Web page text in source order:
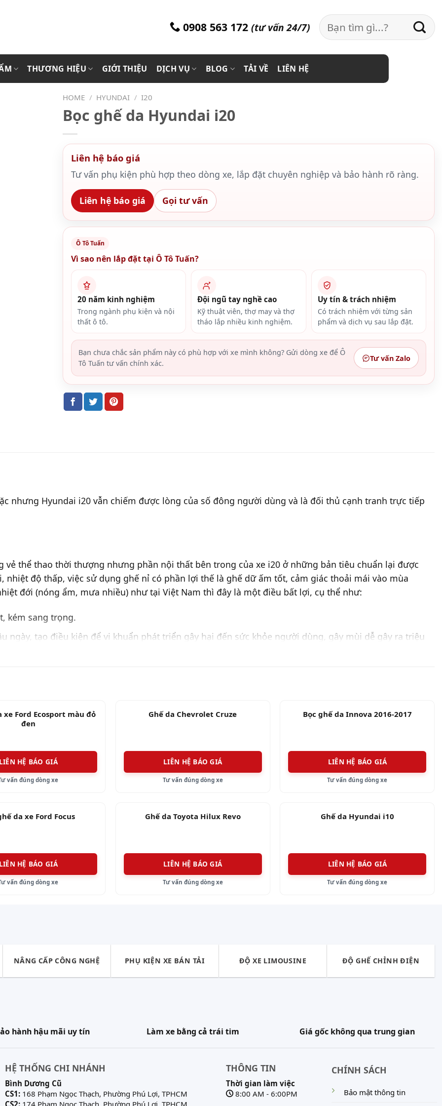
0908 563 172 (tư vấn 24/7)
Search
for:
THƯƠNG HIỆU GIỚI THIỆU DỊCH VỤ BLOG TẢI VỀ LIÊN HỆ
HOME / HYUNDAI / I20
Bọc ghế da Hyundai i20
Liên hệ báo giá
Tư vấn phụ kiện phù hợp theo dòng xe, lắp đặt chuyên nghiệp và bảo hành rõ ràng.
Liên hệ báo giá Gọi tư vấn
Ô Tô Tuấn
Vì sao nên lắp đặt tại Ô Tô Tuấn?
20 năm kinh nghiệm
Trong ngành phụ kiện và nội
thất ô tô.
Đội ngũ tay nghề cao
Kỹ thuật viên, thợ may và thợ
tháo lắp nhiều kinh nghiệm.
Uy tín & trách nhiệm
Có trách nhiệm với từng sản
phẩm và dịch vụ sau lắp đặt.
Bạn chưa chắc sản phẩm này có phù hợp với xe mình không? Gửi dòng xe để Ô
Tô Tuấn tư vấn chính xác.
Tư vấn Zalo
nhưng Hyundai i20 vẫn chiếm được lòng của số đông người dùng và là đối thủ cạnh tranh trực tiếp
vẻ thể thao thời thượng nhưng phần nội thất bên trong của xe i20 ở những bản tiêu chuẩn lại được
độ thấp, việc sử dụng ghế nỉ có phần lợi thế là ghế dữ ấm tốt, cảm giác thoải mái vào mùa
đới (nóng ẩm, mưa nhiều) như tại Việt Nam thì đây là một điều bất lợi, cụ thể như:
kém sang trọng.
ngày, tạo điều kiện để vi khuẩn phát triển gây hại đến sức khỏe người dùng, gây mùi dễ gây ra triệu
huống trên, quý khách cần nên bọc lại ghế da hay
để cải thiện nội thất bên
thương hiệu nổi tiếng tại Việt Nam như Volkswagen, Ford, Toyota và Suzuki tự tin sẽ mang đến những
khách.
bảo rằng quý khách sẽ hài lòng về sản phẩm cũng như chế độ hậu mãi.
từ 2.500.000 triệu đồng đến 9.500.000 triệu đồng tùy theo kiểu dáng và chất liệu bọc ghế mà quý
4A, Xã Bình Hưng, Huyện Bình Chánh, TPHCM
xe Ford Ecosport màu đỏ
đen
LIÊN HỆ BÁO GIÁ
vấn đúng dòng xe
Ghế da Chevrolet Cruze
LIÊN HỆ BÁO GIÁ
Tư vấn đúng dòng xe
Bọc ghế da Innova 2016-2017
LIÊN HỆ BÁO GIÁ
Tư vấn đúng dòng xe
da xe Ford Focus
LIÊN HỆ BÁO GIÁ
vấn đúng dòng xe
Ghế da Toyota Hilux Revo
LIÊN HỆ BÁO GIÁ
Tư vấn đúng dòng xe
Ghế da Hyundai i10
LIÊN HỆ BÁO GIÁ
Tư vấn đúng dòng xe
NÂNG CẤP CÔNG NGHỆ PHỤ KIỆN XE BÁN TẢI ĐỘ XE LIMOUSINE ĐỘ GHẾ CHỈNH ĐIỆN
hành hậu mãi uy tín Làm xe bằng cả trái tim Giá gốc không qua trung gian
HỆ THỐNG CHI NHÁNH
Bình Dương Cũ
CS1:168 Phạm Ngọc Thạch, Phường Phú Lợi, TPHCM
CS2:174 Phạm Ngọc Thạch, Phường Phú Lợi, TPHCM
THÔNG TIN
Thời gian làm việc
8:00 AM - 6:00PM
CHÍNH SÁCH
Bảo mật thông tin